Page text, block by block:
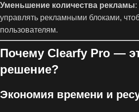
Уменьшение количества рекламы:
управлять рекламными блоками,
пользователям.
Почему Clearfy Pro —
решение?
Экономия времени и